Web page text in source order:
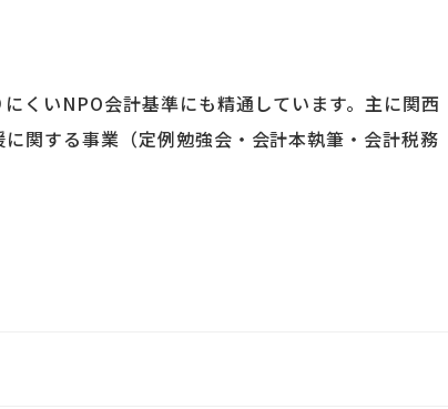
くいNPO会計基準にも精通しています。主に関西
関する事業（定例勉強会・会計本執筆・会計税務